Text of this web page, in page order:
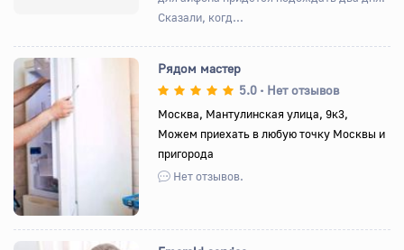
Сказали, когд...
Назад Вперед
Рядом мастер
5.0 • Нет отзывов
Москва, Мантулинская улица, 9к3,
Можем приехать в любую точку Москвы и
пригорода
Нет отзывов.